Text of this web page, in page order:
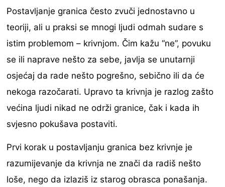
Postavljanje granica često zvuči jednostavno u
teoriji, ali u praksi se mnogi ljudi odmah sudare s
istim problemom – krivnjom. Čim kažu “ne”, povuku
se ili naprave nešto za sebe, javlja se unutarnji
osjećaj da rade nešto pogrešno, sebično ili da će
nekoga razočarati. Upravo ta krivnja je razlog zašto
većina ljudi nikad ne održi granice, čak i kada ih
svjesno pokušava postaviti.
Prvi korak u postavljanju granica bez krivnje je
razumijevanje da krivnja ne znači da radiš nešto
loše, nego da izlaziš iz starog obrasca ponašanja.